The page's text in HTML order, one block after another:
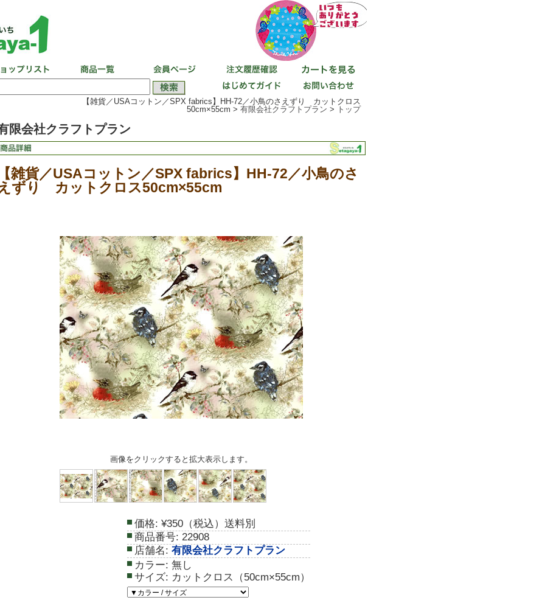
【雑貨／USAコットン／SPX fabrics】HH-72／小鳥のさえずり カットクロス
50cm×55cm > 有限会社クラフトプラン > トップ
限会社クラフトプラン
雑貨／USAコットン／SPX fabrics】HH-72／小鳥のさ
ずり カットクロス50cm×55cm
画像をクリックすると拡大表示します。
価格: ¥350（税込）送料別
商品番号: 22908
店舗名: 有限会社クラフトプラン
カラー: 無し
サイズ: カットクロス（50cm×55cm）